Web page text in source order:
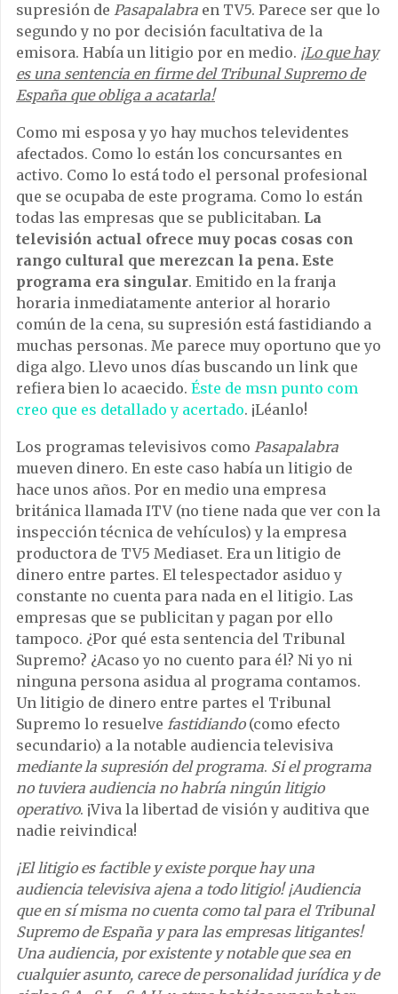
supresión de Pasapalabra en TV5. Parece ser que lo
segundo y no por decisión facultativa de la
emisora. Había un litigio por en medio. ¡Lo que hay
es una sentencia en firme del Tribunal Supremo de
España que obliga a acatarla!
Como mi esposa y yo hay muchos televidentes
afectados. Como lo están los concursantes en
activo. Como lo está todo el personal profesional
que se ocupaba de este programa. Como lo están
todas las empresas que se publicitaban. La
televisión actual ofrece muy pocas cosas con
rango cultural que merezcan la pena. Este
programa era singular. Emitido en la franja
horaria inmediatamente anterior al horario
común de la cena, su supresión está fastidiando a
muchas personas. Me parece muy oportuno que yo
diga algo. Llevo unos días buscando un link que
refiera bien lo acaecido. Éste de msn punto com
creo que es detallado y acertado. ¡Léanlo!
Los programas televisivos como Pasapalabra
mueven dinero. En este caso había un litigio de
hace unos años. Por en medio una empresa
británica llamada ITV (no tiene nada que ver con la
inspección técnica de vehículos) y la empresa
productora de TV5 Mediaset. Era un litigio de
dinero entre partes. El telespectador asiduo y
constante no cuenta para nada en el litigio. Las
empresas que se publicitan y pagan por ello
tampoco. ¿Por qué esta sentencia del Tribunal
Supremo? ¿Acaso yo no cuento para él? Ni yo ni
ninguna persona asidua al programa contamos.
Un litigio de dinero entre partes el Tribunal
Supremo lo resuelve fastidiando(como efecto
secundario) a la notable audiencia televisiva
mediante la supresión del programa. Si el programa
no tuviera audiencia no habría ningún litigio
operativo. ¡Viva la libertad de visión y auditiva que
nadie reivindica!
¡El litigio es factible y existe porque hay una
audiencia televisiva ajena a todo litigio! ¡Audiencia
que en sí misma no cuenta como tal para el Tribunal
Supremo de España y para las empresas litigantes!
Una audiencia, por existente y notable que sea en
cualquier asunto, carece de personalidad jurídica y de